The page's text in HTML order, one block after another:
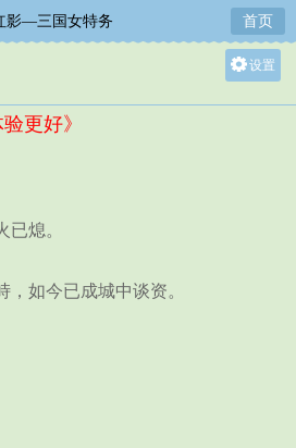
影—三国女特务 首页
设置
更好》
熄。
如今已成城中谈资。